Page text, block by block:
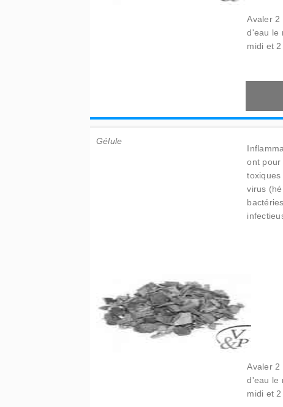
Avaler 2
d'eau le
midi et
ont pour
virus
Gélule
Avaler 2
d'eau le
midi et